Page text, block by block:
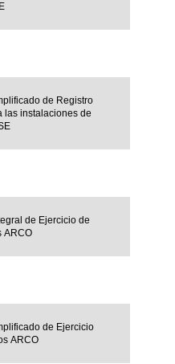
de Registro
las instalaciones de
de Ejercicio de
ARCO
de Ejercicio
ARCO